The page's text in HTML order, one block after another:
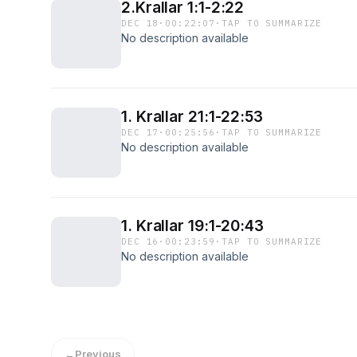
2.Krallar 1:1-2:22
DEC 18 · 00:22:07 ·TAP TO SUMMARIZE
No description available
1. Krallar 21:1-22:53
DEC 17 · 00:25:56 ·TAP TO SUMMARIZE
No description available
1. Krallar 19:1-20:43
DEC 16 · 00:23:59 ·TAP TO SUMMARIZE
No description available
←Previous